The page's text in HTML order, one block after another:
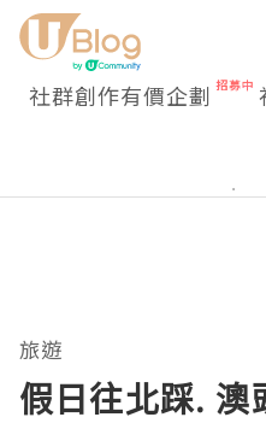
社群創作有價企劃
旅遊
假日往北踩. 澳